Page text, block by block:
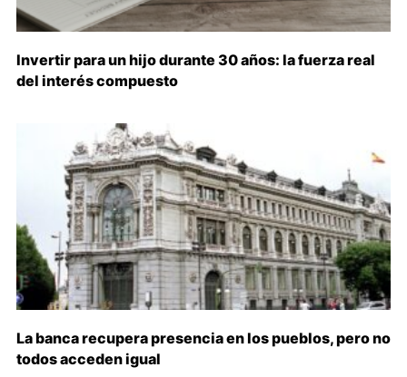
Invertir para un hijo durante 30 años: la fuerza real
del interés compuesto
La banca recupera presencia en los pueblos, pero no
todos acceden igual